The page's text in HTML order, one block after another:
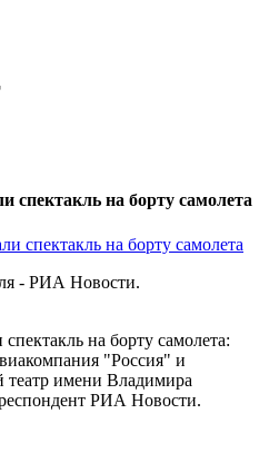
спектакль на борту самолета
- РИА Новости.
на борту самолета:
"Россия" и
театр имени Владимира
РИА Новости.